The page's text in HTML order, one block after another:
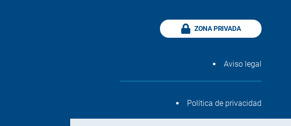
ZONA PRIVADA
Aviso legal
Política de privacidad